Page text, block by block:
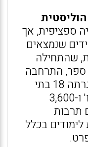
ספציפית, אך
שנמצאים
שהתחילה
ספר, התרחבה
בהדרגה וכעת פועלים במסגרתה 18 בתי
ספר, יותר מ-140 כיתות א'-ו' ו-3,600
תרבות
בכלל